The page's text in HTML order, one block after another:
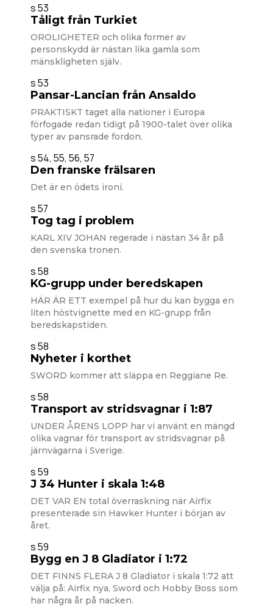
s 53
Tåligt från Turkiet
OROLIGHETER och olika former av
personskydd är nästan lika gamla som
mänskligheten själv.
s 53
Pansar-Lancian från Ansaldo
PRAKTISKT taget alla nationer i Europa
förfogade redan tidigt på 1900-talet över olika
typer av pansrade fordon.
s 54, 55, 56, 57
Den franske frälsaren
Det är en ödets ironi.
s 57
Tog tag i problem
KARL XIV JOHAN regerade i nästan 34 år på
den svenska tronen.
s 58
KG-grupp under beredskapen
HÄR ÄR ETT exempel på hur du kan bygga en
liten höstvignette med en KG-grupp från
beredskapstiden.
s 58
Nyheter i korthet
SWORD kommer att släppa en Reggiane Re.
s 58
Transport av stridsvagnar i 1:87
UNDER ÅRENS LOPP har vi använt en mängd
olika vagnar för transport av stridsvagnar på
järnvägarna i Sverige.
s 59
J 34 Hunter i skala 1:48
DET VAR EN total överraskning när Airfix
presenterade sin Hawker Hunter i början av
året.
s 59
Bygg en J 8 Gladiator i 1:72
DET FINNS FLERA J 8 Gladiator i skala 1:72 att
välja på: Airfix nya, Sword och Hobby Boss som
har några år på nacken.